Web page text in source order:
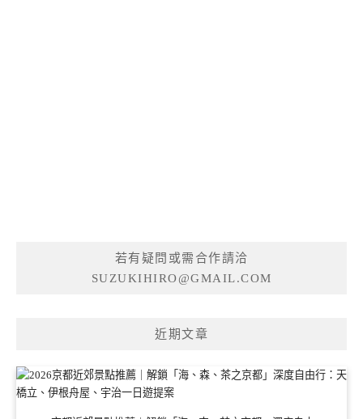
若有疑問或需合作請洽
SUZUKIHIRO@GMAIL.COM
近期文章